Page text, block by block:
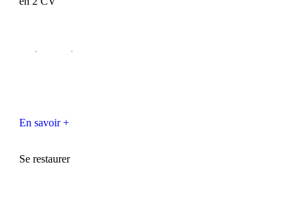
En savoir +
Se restaurer